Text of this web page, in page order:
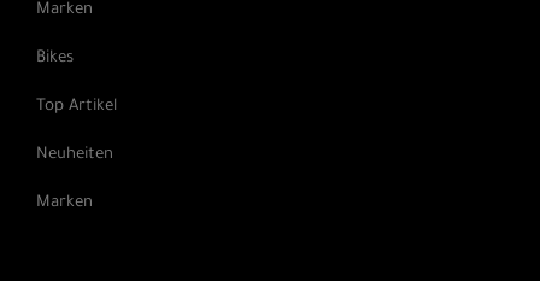
Marken
Bikes
Top Artikel
Neuheiten
Marken